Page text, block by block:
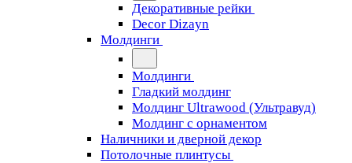
Декоративные рейки
Decor Dizayn
Молдинги
Молдинги
Гладкий молдинг
Молдинг Ultrawood (Ультравуд)
Молдинг с орнаментом
Наличники и дверной декор
Потолочные плинтусы